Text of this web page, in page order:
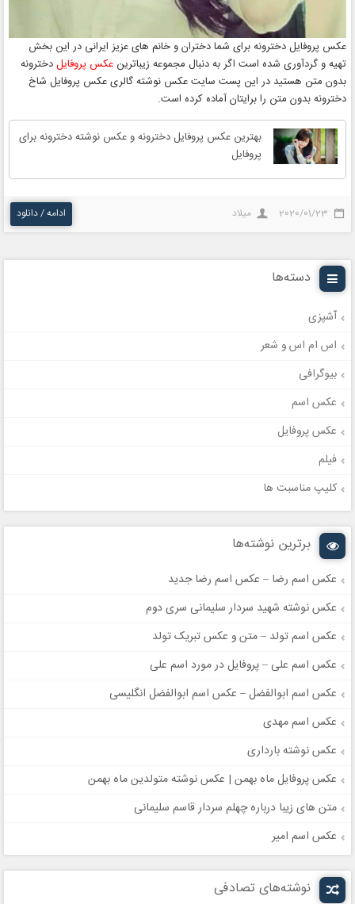
عکس پروفایل دخترونه برای شما دختران و خانم های عزیز ایرانی در این بخش
تهیه و گردآوری شده است اگر به دنبال مجموعه زیباترین عکس پروفایل دخترونه
بدون متن هستید در این پست سایت عکس نوشته گالری عکس پروفایل شاخ
دخترونه بدون متن را برایتان آماده کرده است.
بهترین عکس پروفایل دخترونه و عکس نوشته دخترونه برای
پروفایل
2020/01/23 میلاد ادامه / دانلود
دسته‌ها
آشپزی
اس ام اس و شعر
بیوگرافی
عکس اسم
عکس پروفایل
فیلم
کلیپ مناسبت ها
برترین نوشته‌ها
عکس اسم رضا – عکس اسم رضا جدید
عکس نوشته شهید سردار سلیمانی سری دوم
عکس اسم تولد – متن و عکس تبریک تولد
عکس اسم علی – پروفایل در مورد اسم علی
عکس اسم ابوالفضل – عکس اسم ابوالفضل انگلیسی
عکس اسم مهدی
عکس نوشته بارداری
عکس پروفایل ماه بهمن | عکس نوشته متولدین ماه بهمن
متن های زیبا درباره چهلم سردار قاسم سلیمانی
عکس اسم امیر
نوشته‌های تصادفی